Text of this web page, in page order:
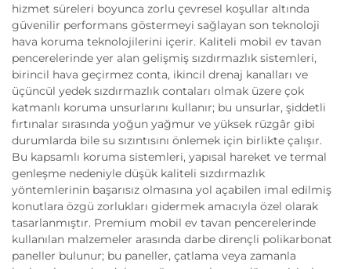
hizmet süreleri boyunca zorlu çevresel koşullar altında
güvenilir performans göstermeyi sağlayan son teknoloji
hava koruma teknolojilerini içerir. Kaliteli mobil ev tavan
pencerelerinde yer alan gelişmiş sızdırmazlık sistemleri,
birincil hava geçirmez conta, ikincil drenaj kanalları ve
üçüncül yedek sızdırmazlık contaları olmak üzere çok
katmanlı koruma unsurlarını kullanır; bu unsurlar, şiddetli
fırtınalar sırasında yoğun yağmur ve yüksek rüzgâr gibi
durumlarda bile su sızıntısını önlemek için birlikte çalışır.
Bu kapsamlı koruma sistemleri, yapısal hareket ve termal
genleşme nedeniyle düşük kaliteli sızdırmazlık
yöntemlerinin başarısız olmasına yol açabilen imal edilmiş
konutlara özgü zorlukları gidermek amacıyla özel olarak
tasarlanmıştır. Premium mobil ev tavan pencerelerinde
kullanılan malzemeler arasında darbe dirençli polikarbonat
paneller bulunur; bu paneller, çatlama veya zamanla